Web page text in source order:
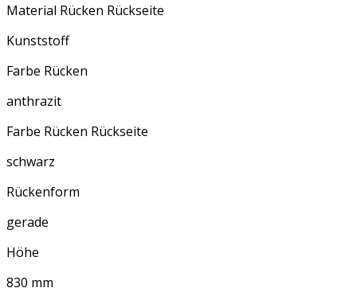
Material Rücken Rückseite
Kunststoff
Farbe Rücken
anthrazit
Farbe Rücken Rückseite
schwarz
Rückenform
gerade
Höhe
830 mm